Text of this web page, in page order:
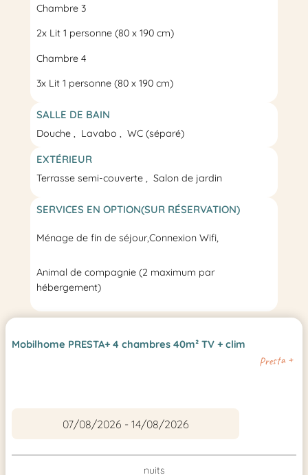
Chambre 3
2x Lit 1 personne(80 x 190 cm)
Chambre 4
3x Lit 1 personne(80 x 190 cm)
SALLE DE BAIN
Douche Lavabo WC (séparé)
EXTÉRIEUR
Terrasse semi-couverte Salon de jardin
SERVICES EN OPTION(SUR RÉSERVATION)
Ménage de fin de séjour,Connexion Wifi,
Animal de compagnie (2 maximum par
hébergement)
Mobilhome PRESTA+ 4 chambres 40m² TV + clim
Presta +
nuits